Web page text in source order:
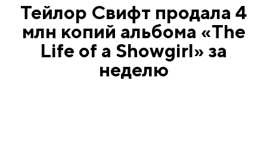
Тейлор Свифт продала 4
млн копий альбома «The
Life of a Showgirl» за
неделю